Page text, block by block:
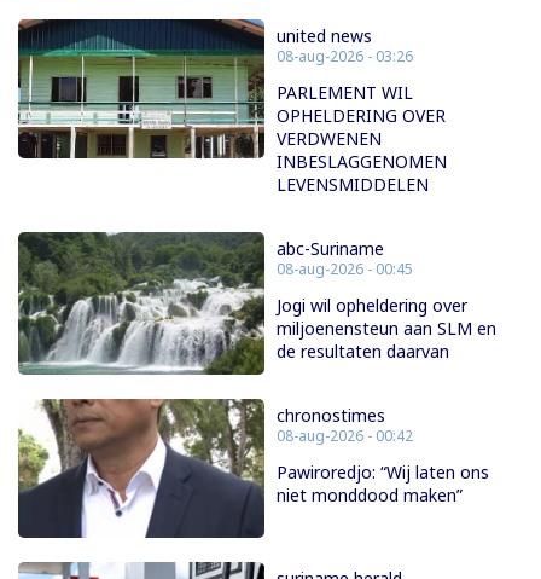
united news
08-aug-2026 - 03:26
PARLEMENT WIL
OPHELDERING OVER
VERDWENEN
INBESLAGGENOMEN
LEVENSMIDDELEN
abc-Suriname
08-aug-2026 - 00:45
Jogi wil opheldering over
miljoenensteun aan SLM en
de resultaten daarvan
chronostimes
08-aug-2026 - 00:42
Pawiroredjo: “Wij laten ons
niet monddood maken”